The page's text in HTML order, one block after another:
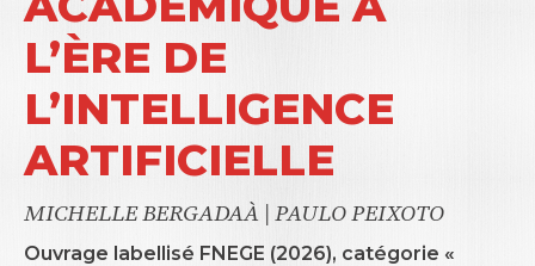
L’ÈRE DE
L’INTELLIGENCE
ARTIFICIELLE
MICHELLE BERGADAÀ | PAULO PEIXOTO
Ouvrage labellisé FNEGE (2026), catégorie «